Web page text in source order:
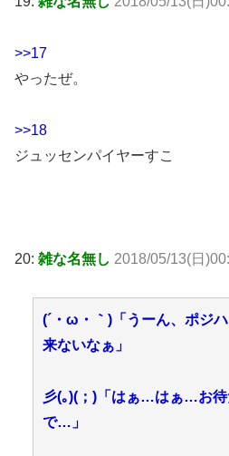
>>17
やったぜ。
>>18
ジュッセンパイヤーすこ
20: 雑な名無し 2018/05/13(日
(´・ω・｀)「うーん、ポジ
来ないなぁ」
彡(｡)(；)「はぁ…はぁ…お
で…」